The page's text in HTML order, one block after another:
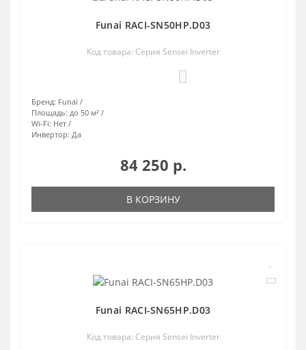
Funai RACI-SN50HP.D03
Код товара: Серия Sensei Inverter
Бренд: Funai
Площадь: до 50 м²
Wi-Fi: Нет
Инвертор: Да
84 250 р.
В КОРЗИНУ
Funai RACI-SN65HP.D03
Код товара: Серия Sensei Inverter